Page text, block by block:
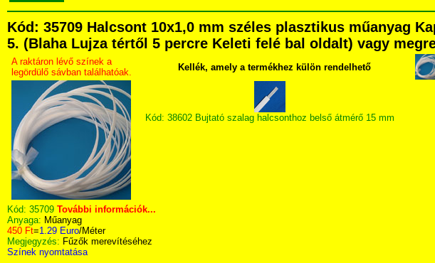
Kód: 35709 Halcsont 10x1,0 mm széles plasztikus műanyag
5. (Blaha Lujza tértől 5 percre Keleti felé bal oldalt) vagy
A raktáron lévő színek a
legördülő sávban találhatóak.
Kellék, amely a termékhez külön rendelhető
Kód: 38602 Bujtató szalag halcsonthoz belső átmérő 15 mm
Kód: 35709 További információk...
Anyaga: Műanyag
450 Ft=1.29 Euro/Méter
Megjegyzés: Fűzők merevítéséhez
Színek nyomtatása